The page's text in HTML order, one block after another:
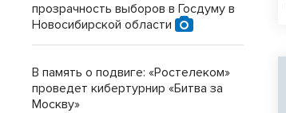
прозрачность выборов в Госдуму в
Новосибирской области
В память о подвиге: «Ростелеком»
проведет кибертурнир «Битва за
Москву»